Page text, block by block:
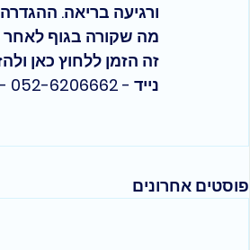
ורגיעה בריאה.
מה שקורה בגוף לאחר
זה הזמן ללחוץ כאן
נייד - 052-6206662 - שיר מטפלת הוליסטית -
פוסטים אחרונים